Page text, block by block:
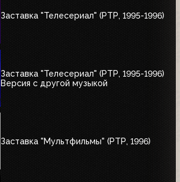
Заставка "Телесериал" (РТР, 1995-1996)
Заставка "Телесериал" (РТР, 1995-1996)
Версия с другой музыкой
Заставка "Мультфильмы" (РТР, 1996)